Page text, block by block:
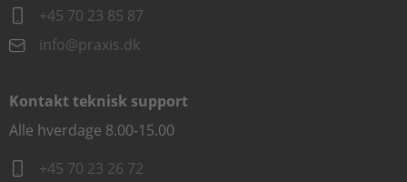
+45 70 23 85 87
info@praxis.dk
Kontakt teknisk support
Alle hverdage 8.00-15.00
+45 70 23 26 72